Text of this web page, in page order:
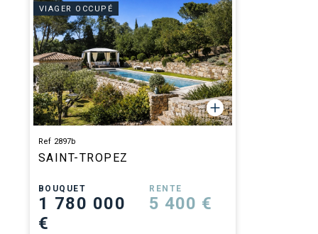
VIAGER OCCUPÉ
Ref 2897b
SAINT-TROPEZ
BOUQUET
1 780 000
€
RENTE
5 400 €